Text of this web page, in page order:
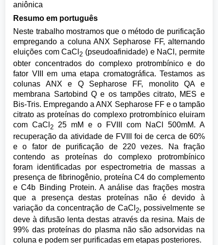
aniônica
Resumo em português
Neste trabalho mostramos que o método de purificação
empregando a coluna ANX Sepharose FF, alternando
eluições com CaCl 2 (pseudoafinidade) e NaCl, permite
obter concentrados do complexo protrombínico e do
fator VIII em uma etapa cromatográfica. Testamos as
colunas ANX e Q Sepharose FF, monolito QA e
membrana Sartobind Q e os tampões citrato, MES e
Bis-Tris. Empregando a ANX Sepharose FF e o tampão
citrato as proteínas do complexo protrombínico eluiram
com CaCl 2 25 mM e o FVIII com NaCl 500mM. A
recuperação da atividade de FVIII foi de cerca de 60%
e o fator de purificação de 220 vezes. Na fração
contendo as proteínas do complexo protrombínico
foram identificadas por espectrometria de massas a
presença de fibrinogênio, proteína C4 do complemento
e C4b Binding Protein. A análise das frações mostra
que a presença destas proteínas não é devido à
variação da concentração de CaCl 2, possivelmente se
deve à difusão lenta destas através da resina. Mais de
99% das proteínas do plasma não são adsorvidas na
coluna e podem ser purificadas em etapas posteriores.